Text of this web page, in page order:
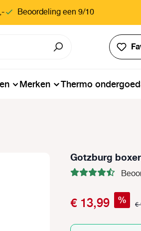
Beoordeling een 9/10
Merken Thermo ondergoed
Gotzburg
€ 13,99 % €